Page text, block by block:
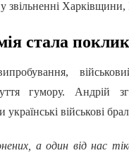
звільненні Харківщини,
стала
гумору. Андрій
військові
а один від нас